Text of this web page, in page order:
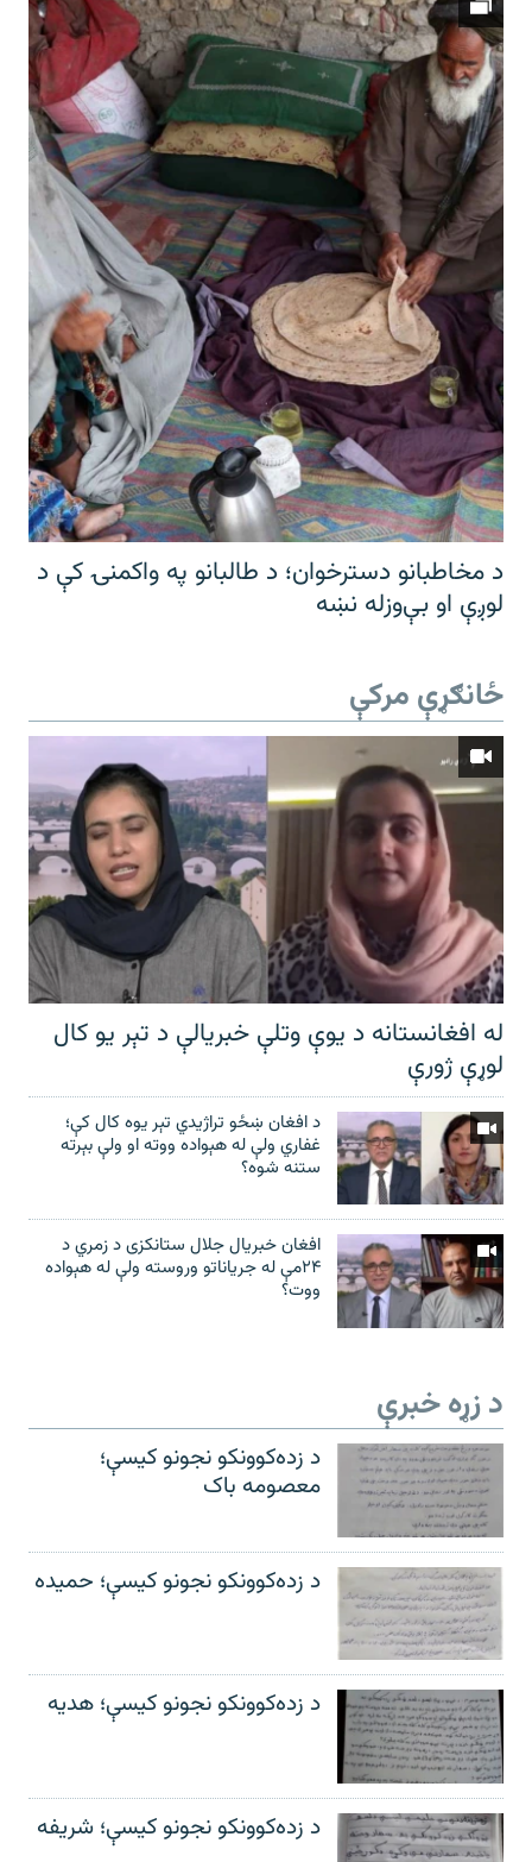
د مخاطبانو دسترخوان؛ د طالبانو په واکمنۍ کې د
لوږې او بې‌وزله نښه
ځانګړې مرکې
له افغانستانه د یوې وتلې خبریالې د تېر يو کال
لوړې ژورې
د افغان ښځو تراژیدي تېر یوه کال کې؛
غفاري ولې له هېواده ووته او ولې بېرته
ستنه شوه؟
افغان خبریال جلال ستانکزی د زمري د
۲۴مې له جریاناتو وروسته ولې له هېواده
ووت؟
د زړه خبرې
د زده‌کوونکو نجونو کیسې؛
معصومه باک
د زده‌کوونکو نجونو کیسې؛ حمیده
د زده‌کوونکو نجونو کیسې؛ هدیه
د زده‌کوونکو نجونو کیسې؛ شریفه